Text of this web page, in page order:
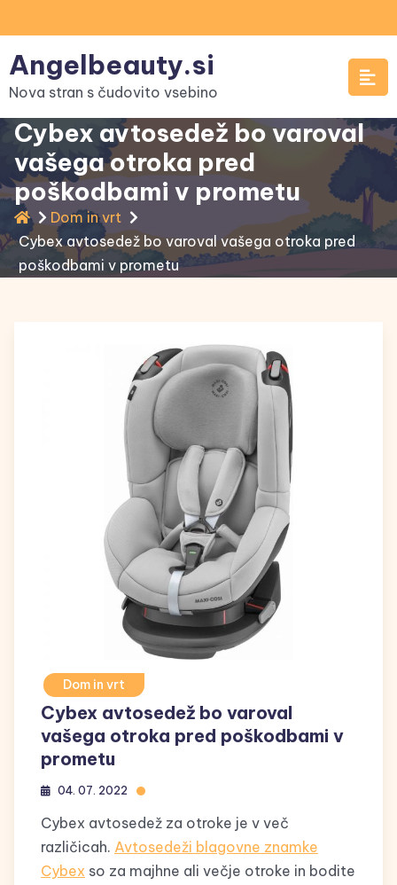
to
content
Angelbeauty.si
Nova stran s čudovito vsebino
Cybex avtosedež bo varoval
vašega otroka pred
poškodbami v prometu
Dom in vrt
Cybex avtosedež bo varoval vašega otroka pred
poškodbami v prometu
Dom in vrt
Cybex avtosedež bo varoval
vašega otroka pred poškodbami v
prometu
04. 07. 2022
Cybex avtosedež za otroke je v več
različicah. Avtosedeži blagovne znamke
Cybex so za majhne ali večje otroke in bodite